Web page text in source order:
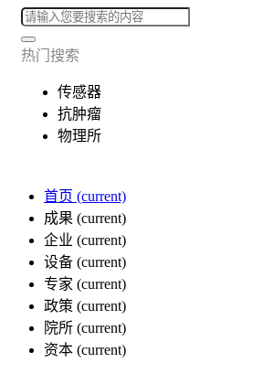
热门搜索
传感器
抗肿瘤
物理所
首页 (current)
成果 (current)
企业 (current)
设备 (current)
专家 (current)
政策 (current)
院所 (current)
资本 (current)